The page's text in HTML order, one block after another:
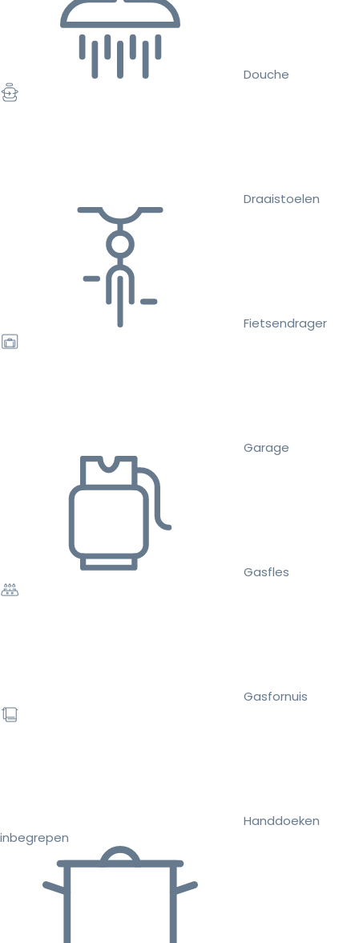
Douche
Draaistoelen
Fietsendrager
Garage
Gasfles
Gasfornuis
Handdoeken
inbegrepen